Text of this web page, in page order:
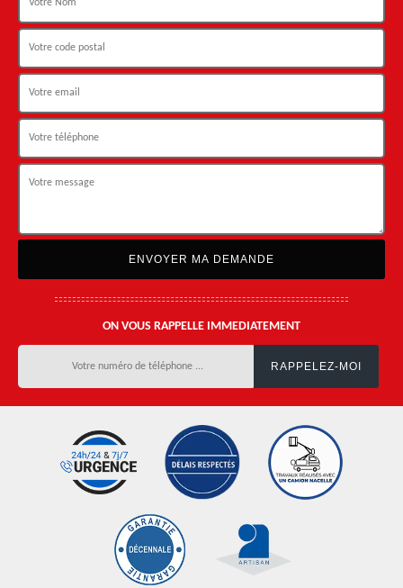
ON VOUS RAPPELLE IMMEDIATEMENT